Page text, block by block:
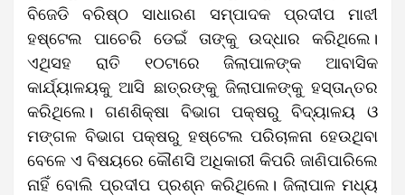
ବିଜେଡି ବରିଷ୍ଠ ସାଧାରଣ ସମ୍ପାଦକ ପ୍ରଦୀପ ମାଝୀ
ହଷ୍ଟେଲ ପାଚେରି ଡେଇଁ ତାଙ୍କୁ ଉଦ୍ଧାର କରିଥିଲେ।
ଏଥିସହ ରାତି ୧୦ଟାରେ ଜିଲାପାଳଙ୍କ ଆବାସିକ
କାର୍ଯ୍ୟାଳୟକୁ ଆସି ଛାତ୍ରଙ୍କୁ ଜିଲାପାଳଙ୍କୁ ହସ୍ତାନ୍ତର
କରିଥିଲେ। ଗଣଶିକ୍ଷା ବିଭାଗ ପକ୍ଷରୁ ବିଦ୍ୟାଳୟ ଓ
ମଙ୍ଗଳ ବିଭାଗ ପକ୍ଷରୁ ହଷ୍ଟେଲ ପରିଚାଳନା ହେଉଥିବା
ବେଳେ ଏ ବିଷୟରେ କୌଣସି ଅଧିକାରୀ କିପରି ଜାଣିପାରିଲେ
ନାହିଁ ବୋଲି ପ୍ରଦୀପ ପ୍ରଶ୍ନ କରିଥିଲେ। ଜିଲାପାଳ ମଧ୍ୟ